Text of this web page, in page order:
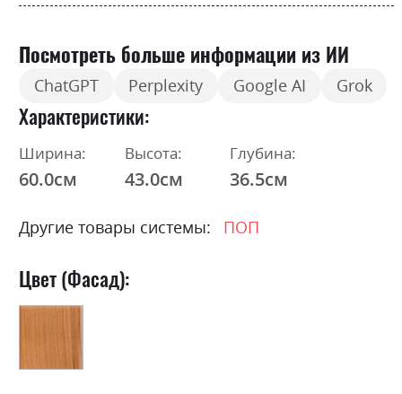
Посмотреть больше информации из ИИ
ChatGPT Perplexity Google AI Grok
Характеристики
Ширина:
60.0см
Высота:
43.0см
Глубина:
36.5см
Другие товары системы: ПОП
Цвет (Фасад):